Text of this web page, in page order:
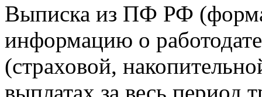
Выписка из ПФ РФ
информацию о
(страховой,
выплатах за весь период